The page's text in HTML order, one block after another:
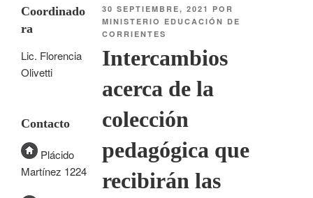
30 SEPTIEMBRE, 2021
POR
MINISTERIO EDUCACIÓN DE
CORRIENTES
Intercambios
acerca de la
colección
pedagógica que
recibirán las
Coordinado
ra
Lic. Florencia
Olivetti
Contacto
Plácido
Martínez 1224